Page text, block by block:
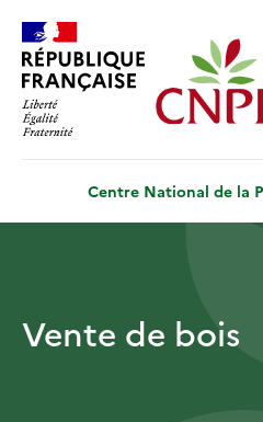
contenu
principal
Centre National de la
Vente de bois